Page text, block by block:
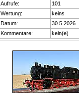
Aufrufe:
101
Wertung:
keins
Datum:
30.5.2026
Kommentare:
kein(e)